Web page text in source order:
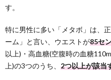
す。
特に男性に多い「メタボ」は、
ーム」と言い、ウエストが85セ
以上)・高血糖(空腹時の血糖
上)の3つのうち、 2つ以上が該当